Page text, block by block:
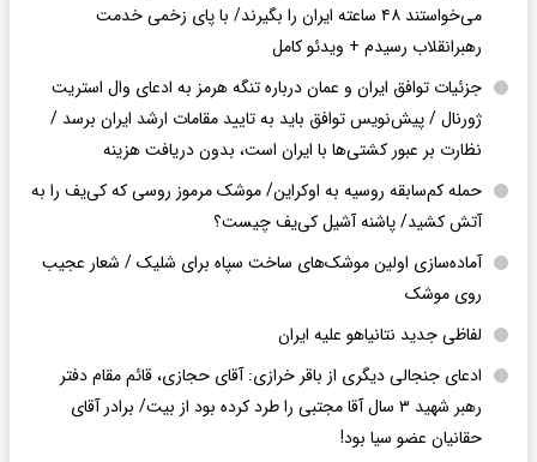
می‌خواستند ۴۸ ساعته ایران را بگیرند/ با پای زخمی خدمت
رهبرانقلاب رسیدم + ویدئو کامل
جزئیات توافق ایران و عمان درباره تنگه هرمز به ادعای وال استریت
ژورنال / پیش‌نویس توافق باید به تایید مقامات ارشد ایران برسد /
نظارت بر عبور کشتی‌ها با ایران است، بدون دریافت هزینه
حمله کم‌سابقه روسیه به اوکراین/ موشک مرموز روسی که کی‌یف را به
آتش کشید/ پاشنه آشیل کی‌یف چیست؟
آماده‌سازی اولین موشک‌های ساخت سپاه برای شلیک / شعار عجیب
روی موشک
لفاظی جدید نتانیاهو علیه ایران
ادعای جنجالی دیگری از باقر خرازی: آقای حجازی، قائم مقام دفتر
رهبر شهید ۳ سال آقا مجتبی را طرد کرده بود از بیت/ برادر آقای
حقانیان عضو سیا بود!